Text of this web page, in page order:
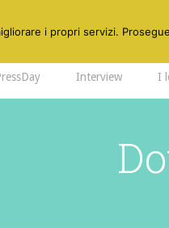
Interview I
i propri servizi.